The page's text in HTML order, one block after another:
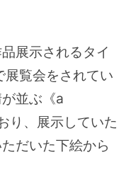
展示されるタイ
展覧会をされてい
並ぶ《a
り、展示していた
だいた下絵から